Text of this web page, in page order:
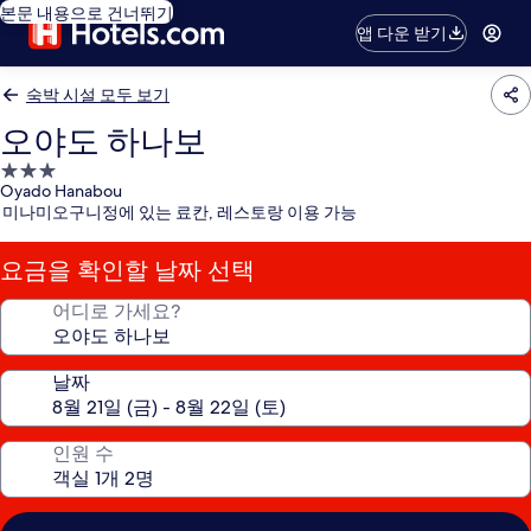
본문 내용으로 건너뛰기
앱 다운 받기
숙박 시설 모두 보기
오야도 하나보
3.0
성
급
숙
박
시
Oyado Hanabou
미나미오구니정에 있는 료칸, 레스토랑 이용 가능
요금을 확인할 날짜 선택
어디로 가세요?
날짜
인원 수